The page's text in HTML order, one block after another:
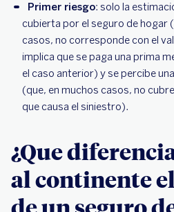
Primer riesgo: solo la
cubierta por el seguro de hogar
casos, no corresponde con el
implica que se paga una prima
el caso anterior) y se percibe
(que, en muchos casos, no
que causa el siniestro).
¿Que
al continente